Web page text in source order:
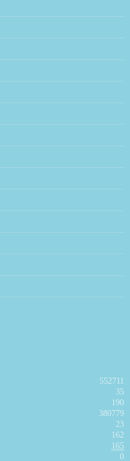
552711
35
190
380779
23
162
165
0